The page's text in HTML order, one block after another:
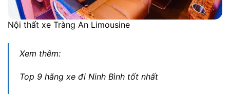
Nội thất xe Tràng An Limousine
Xem thêm:
Top 9 hãng xe đi Ninh Bình tốt nhất